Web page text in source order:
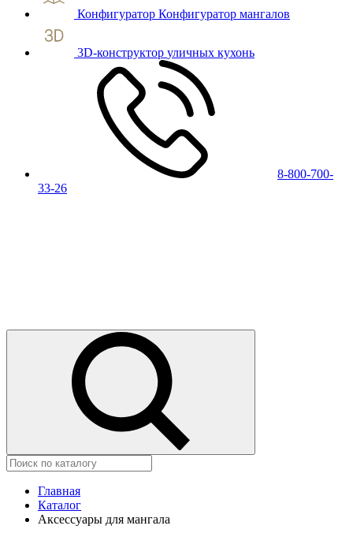
Конфигуратор Конфигуратор мангалов
3D-конструктор уличных кухонь
8-800-700-
33-26
Главная
Каталог
Аксессуары для мангала